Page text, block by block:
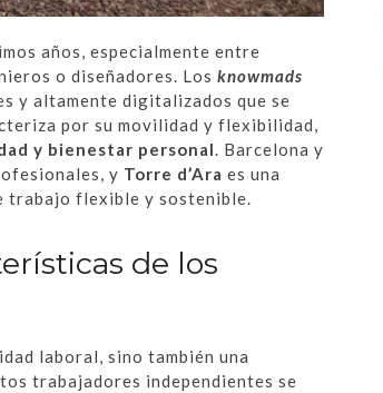
años, especialmente entre
o diseñadores. Los knowmads
y altamente digitalizados que se
por su movilidad y flexibilidad,
y bienestar personal. Barcelona y
y Torre d’Ara es una
trabajo flexible y sostenible.
de los
laboral, sino también una
trabajadores independientes se